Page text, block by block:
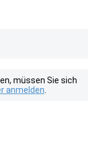
müssen Sie sich
anmelden